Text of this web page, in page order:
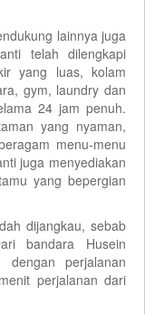
lainnya juga
telah dilengkapi
yang luas, kolam
gym, laundry dan
24 jam penuh.
yang nyaman,
menu-menu
juga menyediakan
yang bepergian
dijangkau, sebab
bandara Husein
perjalanan
perjalanan dari